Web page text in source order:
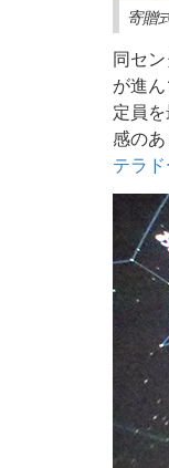
寄贈
同セ
が進
定員
感の
テラド